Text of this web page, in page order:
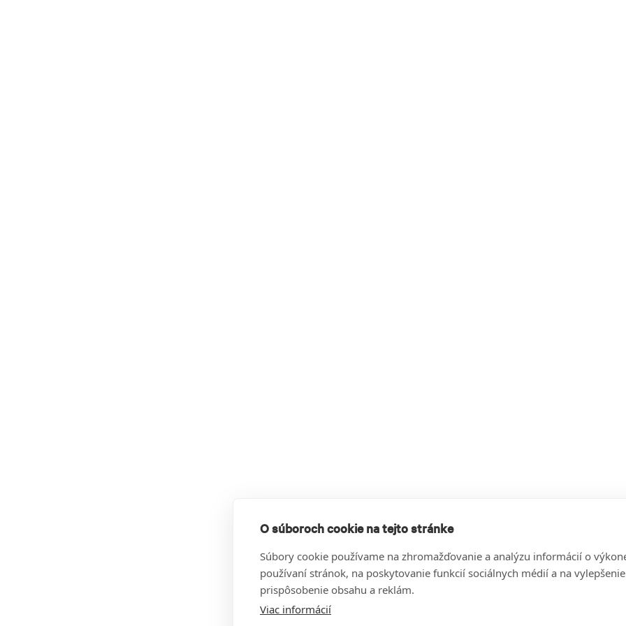
O súboroch cookie na tejto stránke
Súbory cookie používame na zhromažďovanie a analýzu informácií o
používaní stránok, na poskytovanie funkcií sociálnych médií a na
prispôsobenie obsahu a reklám.
Viac informácií